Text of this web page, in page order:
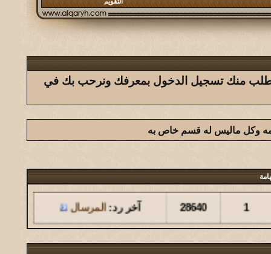
يتطلب منك تسجيل الدخول بمعرفك ونرحب بك في
وكل ماليس له قسم خاص به
مشاركات
1
28640 آخر رد:المرسال
مشاركات المشاهدات آخر مشاركة
126
146134 آخر رد:المشرقي